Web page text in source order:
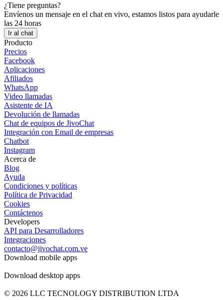
¿Tiene preguntas?
Envíenos un mensaje en el chat en vivo, estamos listos para ayudarle
las 24 horas
Ir al chat
Producto
Precios
Facebook
Aplicaciones
Afiliados
WhatsApp
Video llamadas
Asistente de IA
Devolución de llamadas
Chat de equipos de JivoChat
Integración con Email de empresas
Chatbot
Instagram
Acerca de
Blog
Ayuda
Condiciones y políticas
Política de Privacidad
Cookies
Contáctenos
Developers
API para Desarrolladores
Integraciones
contacto@jivochat.com.ve
Download mobile apps
Download desktop apps
© 2026 LLC TECNOLOGY DISTRIBUTION LTDA